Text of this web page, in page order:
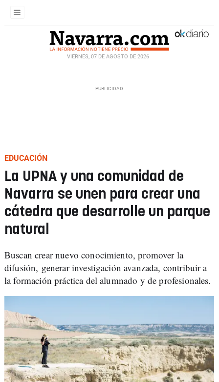
VIERNES, 07 DE AGOSTO DE 2026
EDUCACIÓN
La UPNA y una comunidad de
Navarra se unen para crear una
cátedra que desarrolle un parque
natural
Buscan crear nuevo conocimiento, promover la
difusión, generar investigación avanzada, contribuir a
la formación práctica del alumnado y de profesionales.